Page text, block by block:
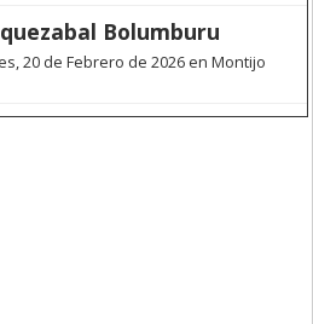
Bolumburu
20 de Febrero de 2026 en Montijo